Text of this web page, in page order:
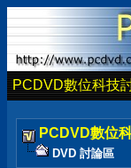
PCDVD數位科技
PCDVD數位
DVD 討論區